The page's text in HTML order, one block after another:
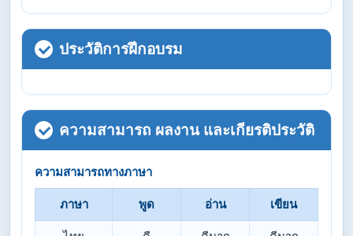
ประวัติการฝึกอบรม
ความสามารถ ผลงาน และเกียรติประวัติ
ความสามารถทางภาษา
ภาษา พูด อ่าน เขียน